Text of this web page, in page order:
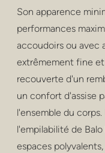
Son apparence
performances
accoudoirs ou avec
extrêmement fine
recouverte d'un
un confort d'assise
l'ensemble du
l'empilabilité de
espaces